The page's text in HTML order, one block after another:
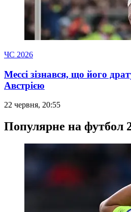
ЧС 2026
Мессі зізнався, що його
Австрією
22 червня, 20:55
Популярне на футбол